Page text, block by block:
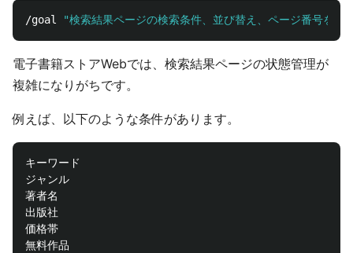
/goal "検索結果ページの検索条件、並び替え、ページ番号を
電子書籍ストアWebでは、検索結果ページの状態管理が
複雑になりがちです。
例えば、以下のような条件があります。
キーワード
ジャンル
著者名
出版社
価格帯
無料作品